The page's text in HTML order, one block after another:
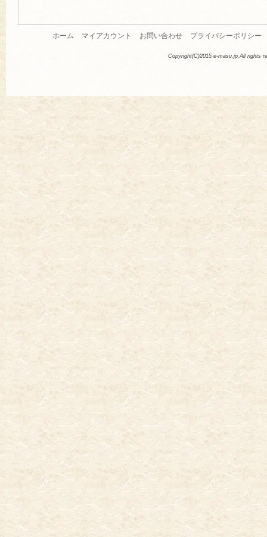
ホーム マイアカウント お問い合わせ プライバシーポリシー
Copyright(C)2015 e-masu.jp.All rights